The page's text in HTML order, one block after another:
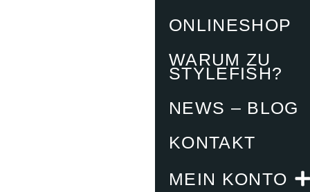
ONLINESHOP
WARUM ZU
STYLEFISH?
NEWS – BLOG
KONTAKT
MEIN KONTO